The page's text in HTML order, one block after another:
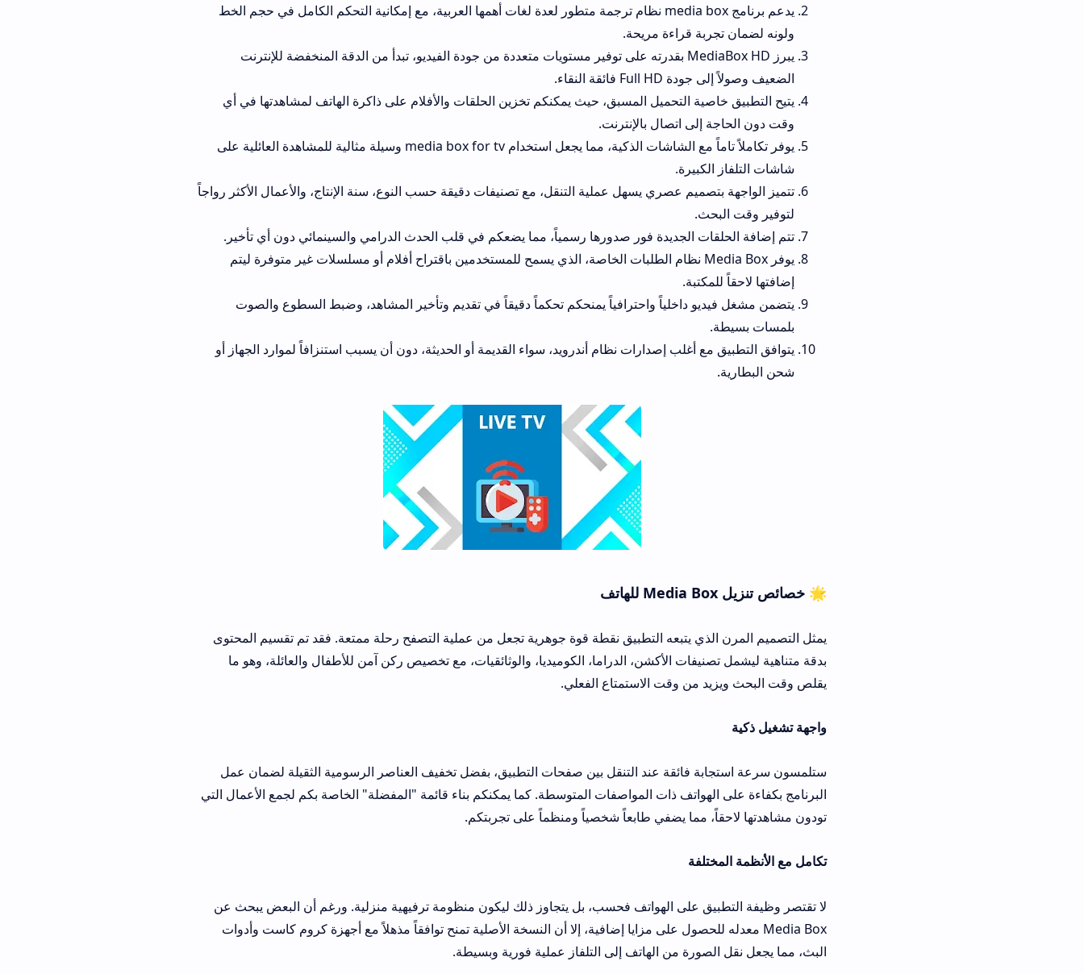
يدعم برنامج media box نظام ترجمة متطور لعدة لغات أهمها العربية، مع إمكانية التحكم الكامل في حجم الخط
ولونه لضمان تجربة قراءة مريحة.
يبرز MediaBox HD بقدرته على توفير مستويات متعددة من جودة الفيديو، تبدأ من الدقة المنخفضة للإنترنت
الضعيف وصولاً إلى جودة Full HD فائقة النقاء.
يتيح التطبيق خاصية التحميل المسبق، حيث يمكنكم تخزين الحلقات والأفلام على ذاكرة الهاتف لمشاهدتها في أي
وقت دون الحاجة إلى اتصال بالإنترنت.
يوفر تكاملاً تاماً مع الشاشات الذكية، مما يجعل استخدام media box for tv وسيلة مثالية للمشاهدة العائلية على
شاشات التلفاز الكبيرة.
تتميز الواجهة بتصميم عصري يسهل عملية التنقل، مع تصنيفات دقيقة حسب النوع، سنة الإنتاج، والأعمال الأكثر رواجاً
لتوفير وقت البحث.
تتم إضافة الحلقات الجديدة فور صدورها رسمياً، مما يضعكم في قلب الحدث الدرامي والسينمائي دون أي تأخير.
يوفر Media Box نظام الطلبات الخاصة، الذي يسمح للمستخدمين باقتراح أفلام أو مسلسلات غير متوفرة ليتم
إضافتها لاحقاً للمكتبة.
يتضمن مشغل فيديو داخلياً واحترافياً يمنحكم تحكماً دقيقاً في تقديم وتأخير المشاهد، وضبط السطوع والصوت
يتوافق التطبيق مع أغلب إصدارات نظام أندرويد، سواء القديمة أو الحديثة، دون أن يسبب استنزافاً لموارد الجهاز أو
🌟 خصائص تنزيل Media Box للهاتف
يمثل التصميم المرن الذي يتبعه التطبيق نقطة قوة جوهرية تجعل من عملية التصفح رحلة ممتعة. فقد تم تقسيم المحتوى
بدقة متناهية ليشمل تصنيفات الأكشن، الدراما، الكوميديا، والوثائقيات، مع تخصيص ركن آمن للأطفال والعائلة، وهو ما
يقلص وقت البحث ويزيد من وقت الاستمتاع الفعلي.
واجهة تشغيل ذكية
ستلمسون سرعة استجابة فائقة عند التنقل بين صفحات التطبيق، بفضل تخفيف العناصر الرسومية الثقيلة لضمان عمل
البرنامج بكفاءة على الهواتف ذات المواصفات المتوسطة. كما يمكنكم بناء قائمة "المفضلة" الخاصة بكم لجمع الأعمال التي
تودون مشاهدتها لاحقاً، مما يضفي طابعاً شخصياً ومنظماً على تجربتكم.
تكامل مع الأنظمة المختلفة
لا تقتصر وظيفة التطبيق على الهواتف فحسب، بل يتجاوز ذلك ليكون منظومة ترفيهية منزلية. ورغم أن البعض يبحث عن
Media Box معدله للحصول على مزايا إضافية، إلا أن النسخة الأصلية تمنح توافقاً مذهلاً مع أجهزة كروم كاست وأدوات
البث، مما يجعل نقل الصورة من الهاتف إلى التلفاز عملية فورية وبسيطة.